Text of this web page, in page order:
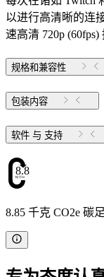
以进行高清晰的连
速高清 720p (60fps)
规格和兼容性
包装内容
软件 与 支持
8.85
8.85 千克 CO2e 碳